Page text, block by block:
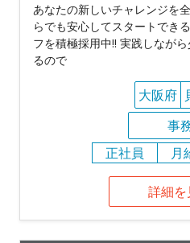
あなたの新しいチャレンジを
らでも安心してスタートでき
フを積極採用中!! 実践しなが
るので
大阪府
事
正社員
月
詳細を